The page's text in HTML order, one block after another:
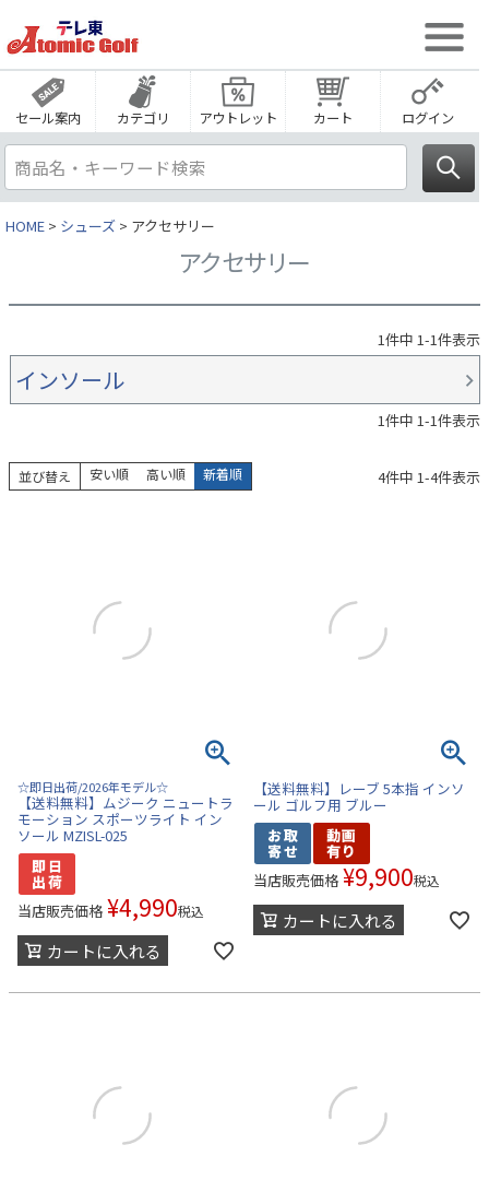
セール案内 カテゴリ アウトレット カート ログイン
HOME シューズ アクセサリー
アクセサリー
1件中 1-1件表示
インソール
1件中 1-1件表示
並び替え 安い順 高い順 新着順 4件中 1-4件表示
☆即日出荷/2026年モデル☆
【送料無料】ムジーク ニュートラ
モーション スポーツライト イン
ソール MZISL-025
当店販売価格 ¥4,990税込
カートに入れる
【送料無料】レーブ 5本指 インソ
ール ゴルフ用 ブルー
当店販売価格 ¥9,900税込
カートに入れる